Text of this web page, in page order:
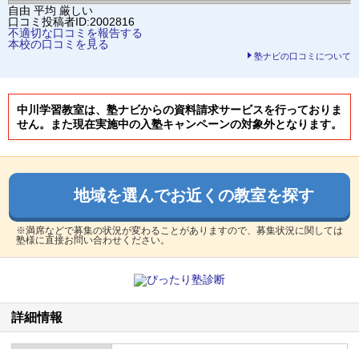
自由 平均 厳しい
口コミ投稿者ID:2002816
不適切な口コミを報告する
本校の口コミを見る
塾ナビの口コミについて
中川学習教室は、塾ナビからの資料請求サービスを行っておりま
せん。また現在実施中の入塾キャンペーンの対象外となります。
地域を選んでお近くの教室を探す
※満席などで募集の状況が変わることがありますので、募集状況に関しては
塾様に直接お問い合わせください。
詳細情報